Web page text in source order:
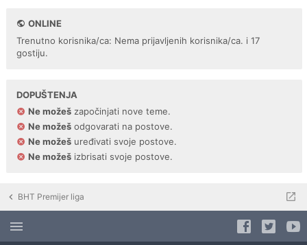
ONLINE
Trenutno korisnika/ca: Nema prijavljenih korisnika/ca. i 17
gostiju.
DOPUŠTENJA
Ne možeš započinjati nove teme.
Ne možeš odgovarati na postove.
Ne možeš uređivati svoje postove.
Ne možeš izbrisati svoje postove.
BHT Premijer liga